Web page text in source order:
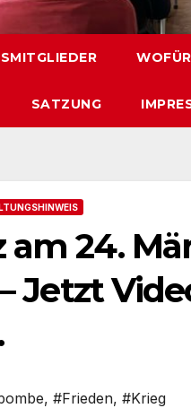
SATZUNG
am 24.
Jetzt
, #Frieden, #Krieg